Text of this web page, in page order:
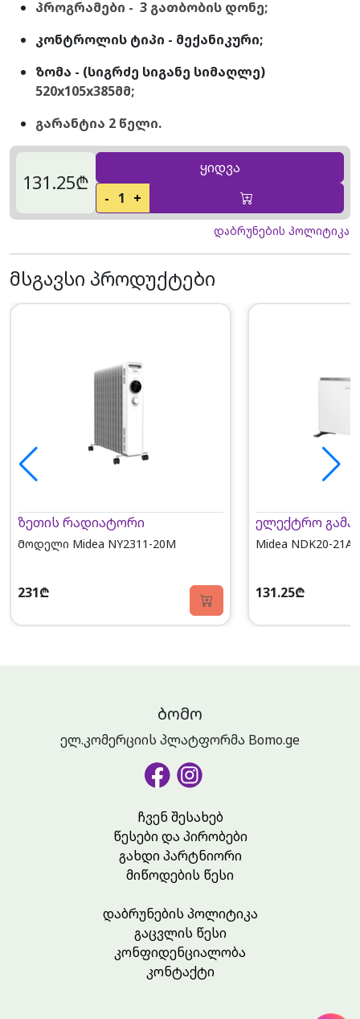
პროგრამები - 3 გათბობის დონე;
კონტროლის ტიპი - მექანიკური;
ზომა - (სიგრძე სიგანე სიმაღლე)
520x105x385მმ;
გარანტია 2 წელი.
131.25₾
ყიდვა
- 1 +
დაბრუნების პოლიტიკა
მსგავსი პროდუქტები
ზეთის რადიატორი
Მოდელი Midea NY2311-20M
231₾
ელექტრო
Midea NDK20-21A
131.25₾
ᲑᲝᲛᲝ
ელ.კომერციის პლატფორმა Bomo.ge
ჩვენ შესახებ
წესები და პირობები
გახდი პარტნიორი
მიწოდების წესი
დაბრუნების პოლიტიკა
გაცვლის წესი
კონფიდენციალობა
კონტაქტი